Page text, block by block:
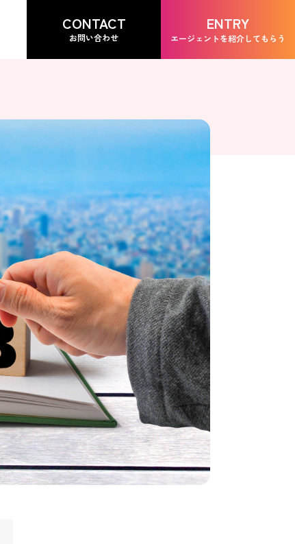
CONTACT
お問い合わせ
ENTRY
エージェントを紹介してもらう